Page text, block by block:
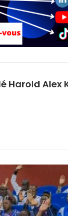
Harold Alex